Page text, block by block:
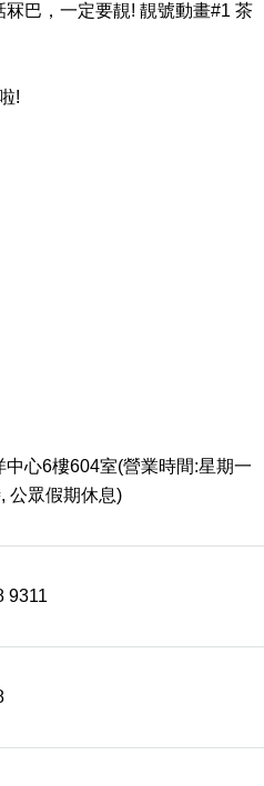
巴，一定要靚! 靚號動畫#1 茶
!
心6樓604室(營業時間:星期一
公眾假期休息)
9311